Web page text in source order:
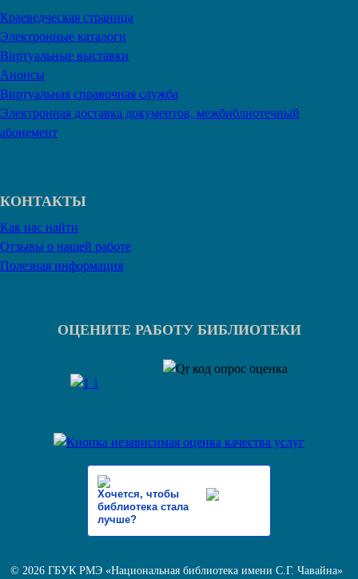
Краеведческая страница
Электронные каталоги
Виртуальные выставки
Анонсы
Виртуальная справочная служба
Электронная доставка документов, межбиблиотечный
абонемент
КОНТАКТЫ
Как нас найти
Отзывы о нашей работе
Полезная информация
ОЦЕНИТЕ РАБОТУ БИБЛИОТЕКИ
Хочется, чтобы
библиотека стала
лучше?
© 2026 ГБУК РМЭ «Национальная библиотека имени С.Г. Чавайна»